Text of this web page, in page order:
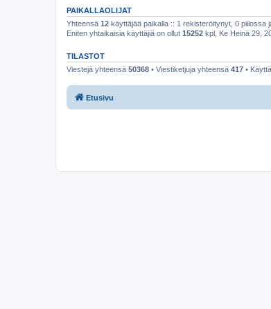
PAIKALLAOLIJAT
Yhteensä 12 käyttäjää paikalla :: 1 rekisteröitynyt, 0 piilossa
Eniten yhtaikaisia käyttäjiä on ollut 15252 kpl, Ke Heinä 29,
TILASTOT
Viestejä yhteensä 50368 • Viestiketjuja yhteensä 417 •
Etusivu